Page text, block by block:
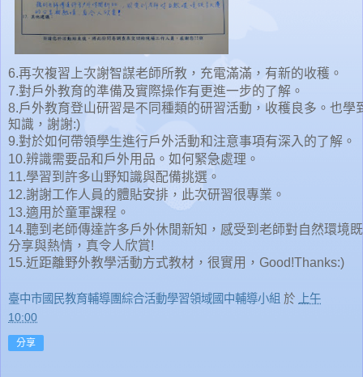
6.再次複習上次謝智謀老師所教，充電滿滿，有新的收穫。
7.對戶外教育的準備及實際操作有更進一步的了解。
8.戶外教育登山研習是不同種類的研習活動，收穫良多。也學
知識，謝謝:)
9.對於如何帶領學生進行戶外活動和注意事項有深入的了解。
10.辨識需要品和戶外用品。如何緊急處理。
11.學習到許多山野知識與配備挑選。
12.謝謝工作人員的體貼安排，此次研習很專業。
13.適用於童軍課程。
14.聽到老師傳達許多戶外休閒新知，感受到老師對自然環境
分享與熱情，真令人欣賞!
15.近距離野外教學活動方式教材，很實用，Good!Thanks:)
臺中市國民教育輔導團綜合活動學習領域國中輔導小組 於
上午
10:00
分享